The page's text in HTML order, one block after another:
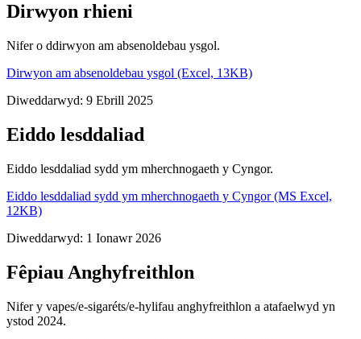
Dirwyon rhieni
Nifer o ddirwyon am absenoldebau ysgol.
Dirwyon am absenoldebau ysgol (Excel, 13KB)
Diweddarwyd: 9 Ebrill 2025
Eiddo lesddaliad
Eiddo lesddaliad sydd ym mherchnogaeth y Cyngor.
Eiddo lesddaliad sydd ym mherchnogaeth y Cyngor (MS Excel,
12KB)
Diweddarwyd: 1 Ionawr 2026
Fêpiau Anghyfreithlon
Nifer y vapes/e-sigaréts/e-hylifau anghyfreithlon a atafaelwyd yn
ystod 2024.